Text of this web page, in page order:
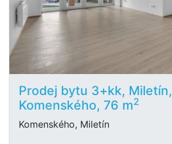
Prodej bytu 3+kk, Miletín,
Komenského, 76 m2
Komenského, Miletín